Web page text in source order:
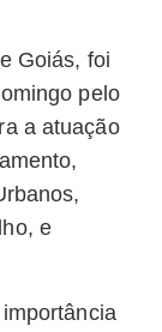
Goiás, foi
pelo
a atuação
e